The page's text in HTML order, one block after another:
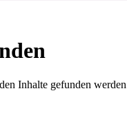
Inhalte gefunden